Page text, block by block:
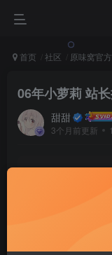
首页 社区 原味窝官方
06年小萝莉 站
甜甜
3个月前更新